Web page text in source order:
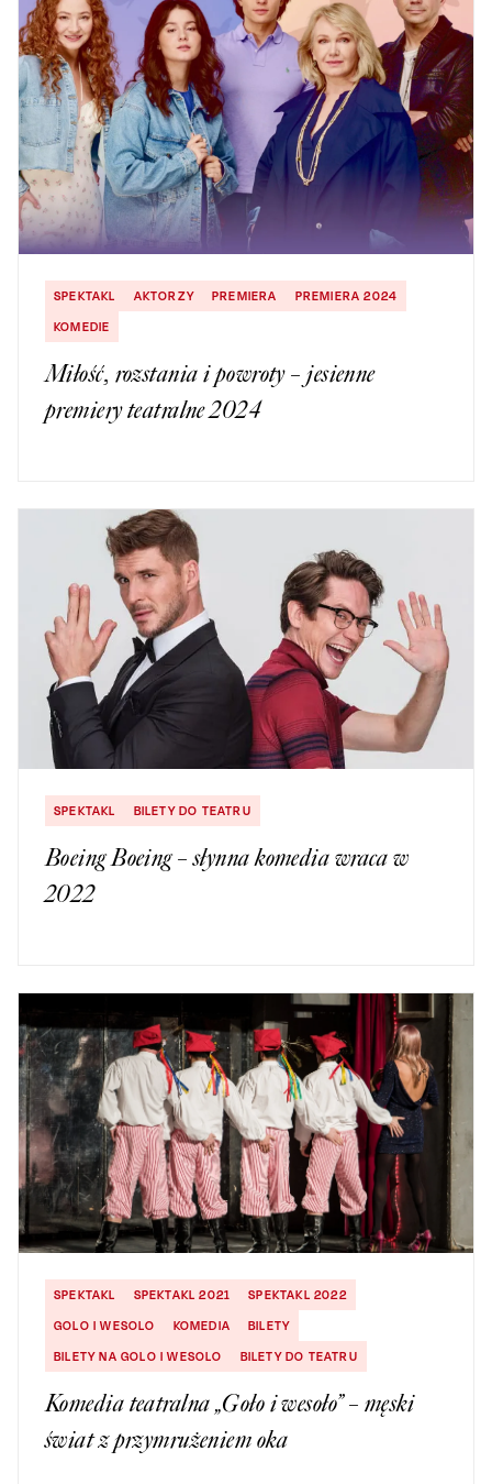
SPEKTAKL AKTORZY PREMIERA
PREMIERA 2024
KOMEDIE
Miłość, rozstania i powroty – jesienne
premiery teatralne 2024
SPEKTAKL BILETY DO TEATRU
Boeing Boeing – słynna komedia wraca w
2022
SPEKTAKL SPEKTAKL 2021
SPEKTAKL 2022
GOLO I WESOLO
KOMEDIA
BILETY
BILETY NA GOLO I WESOLO
BILETY DO TEATRU
Komedia teatralna „Goło i wesoło” – męski
świat z przymrużeniem oka